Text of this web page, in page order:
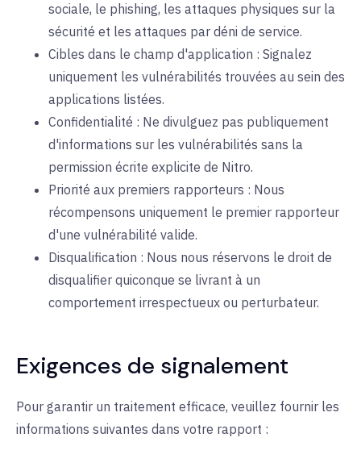
sociale, le phishing, les attaques physiques sur la
sécurité et les attaques par déni de service.
Cibles dans le champ d'application : Signalez
uniquement les vulnérabilités trouvées au sein des
applications listées.
Confidentialité : Ne divulguez pas publiquement
d'informations sur les vulnérabilités sans la
permission écrite explicite de Nitro.
Priorité aux premiers rapporteurs : Nous
récompensons uniquement le premier rapporteur
d'une vulnérabilité valide.
Disqualification : Nous nous réservons le droit de
disqualifier quiconque se livrant à un
comportement irrespectueux ou perturbateur.
Exigences de signalement
Pour garantir un traitement efficace, veuillez fournir les
informations suivantes dans votre rapport :